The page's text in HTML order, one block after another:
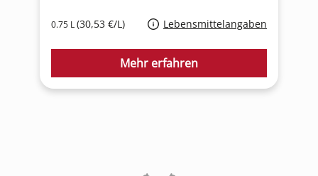
0.75 L(30,53 €/L) Lebensmittelangaben
Mehr erfahren